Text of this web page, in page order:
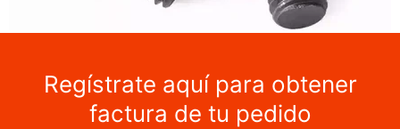
Regístrate aquí para obtener
factura de tu pedido